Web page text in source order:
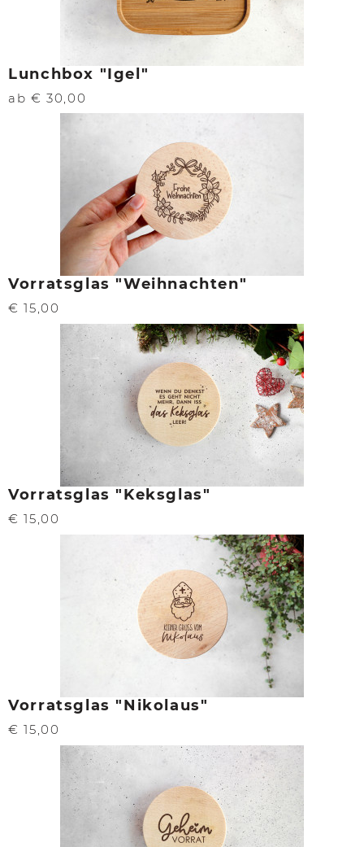
Lunchbox "Igel"
ab € 30,00
Vorratsglas "Weihnachten"
€ 15,00
Vorratsglas "Keksglas"
€ 15,00
Vorratsglas "Nikolaus"
€ 15,00